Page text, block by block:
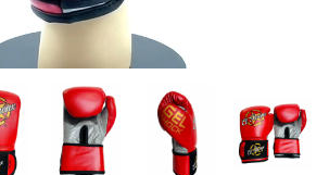
0%
Progress:
0%